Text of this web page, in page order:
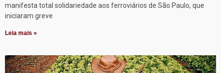
manifesta total solidariedade aos ferroviários de São Paulo, que
iniciaram greve
Leia mais »